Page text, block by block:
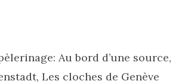
Au bord d’une source,
Les cloches de Genève